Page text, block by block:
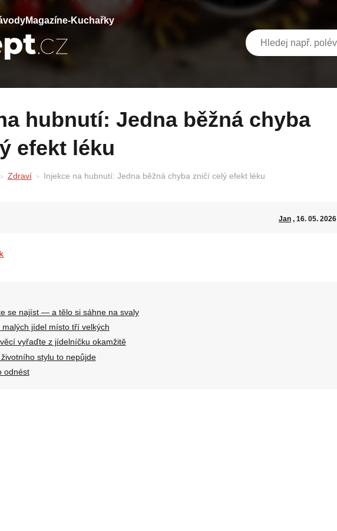
Magazíne-Kuchařky
efekt léku
Zdraví Injekce na hubnutí: Jedna běžná chyba zničí celý efekt léku
Jan, 16. 05. 2026
se najíst — a tělo si sáhne na svaly
malých jídel místo tří velkých
vyřaďte z jídelníčku okamžitě
stylu to nepůjde
odnést